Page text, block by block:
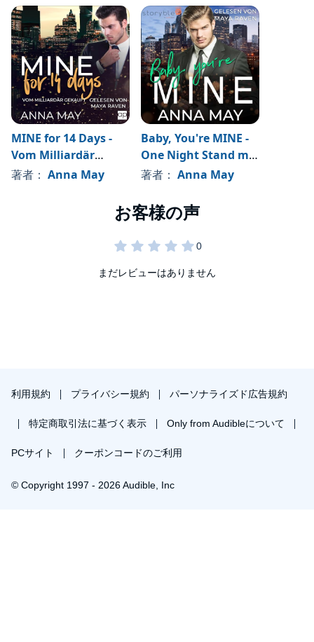
©2021 Baris Fratric (P)2024 Storyble
MINE for 14 Days -
Vom Milliardär
gekauft
著者： Anna May
Baby, You're MINE -
One Night Stand mit
Folgen
著者： Anna May
まだレビューはありません
利用規約 プライバシー規約 パーソナライズド広告規約
特定商取引法に基づく表示 Only from Audibleについて
PCサイト クーポンコードのご利用
© Copyright 1997 - 2026 Audible, Inc